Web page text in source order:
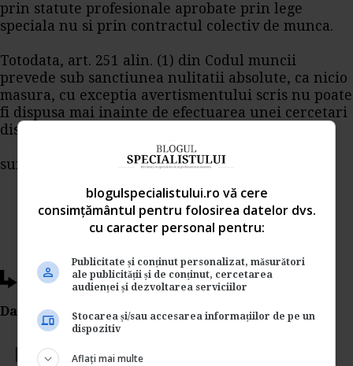
prin statute profesionale aprobate prin lege
speciala nu si prin contractul colectiv de munca.
Totodata, art. 251 alin. (1) din Codul muncii
prevede sub sanctiunea nulitatii absolute, ca nicio
masura, cu exceptia avertismentului scris nu poate
fi dispusa mai inainte de efectuarea unei cercetari
disciplinare prealabile.
sursa: PortalCodulMuncii.ro
Ti-a placut acest articol?
Da Like, Printeaza sau trimite pe Email!
Votati articolul
blogulspecialistului.ro vă cere
consimțământul pentru folosirea datelor dvs.
cu caracter personal pentru:
Publicitate și conținut personalizat, măsurători
ale publicității și de conținut, cercetarea
audienței și dezvoltarea serviciilor
Stocarea și/sau accesarea informațiilor de pe un
dispozitiv
Aflați mai multe